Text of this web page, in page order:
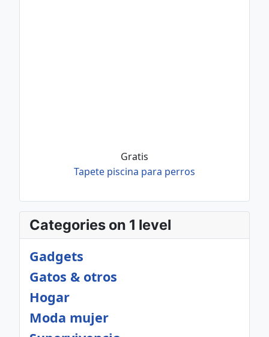
Gratis
Tapete piscina para perros
Categories on 1 level
Gadgets
Gatos & otros
Hogar
Moda mujer